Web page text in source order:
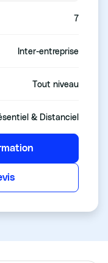
7
Inter-entreprise
Tout niveau
& Distanciel